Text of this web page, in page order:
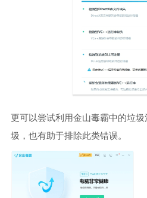
更可以尝试利用金山毒霸中的垃
圾，也有助于排除此类错误。